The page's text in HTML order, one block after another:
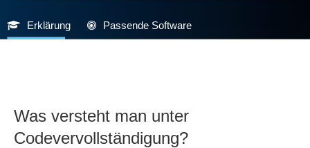
Erklärung Passende Software
Was versteht man unter
Codevervollständigung?